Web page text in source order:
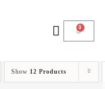
0
Show 12 Products